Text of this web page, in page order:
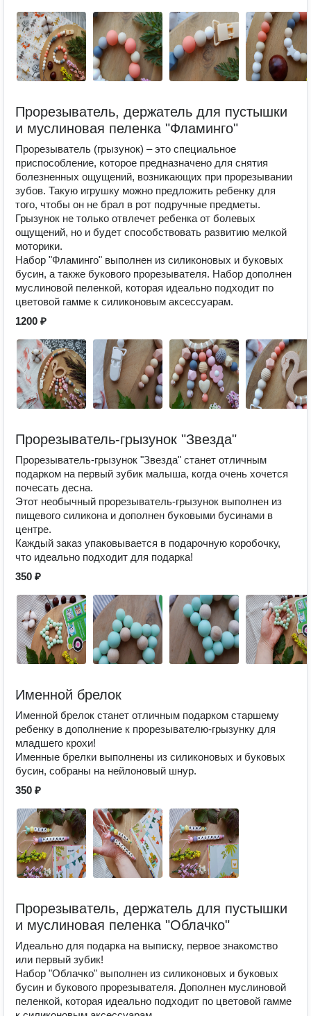
Прорезыватель, держатель для пустышки
и муслиновая пеленка "Фламинго"
Прорезыватель (грызунок) – это специальное
приспособление, которое предназначено для снятия
болезненных ощущений, возникающих при прорезывании
зубов. Такую игрушку можно предложить ребенку для
того, чтобы он не брал в рот подручные предметы.
Грызунок не только отвлечет ребенка от болевых
ощущений, но и будет способствовать развитию мелкой
моторики.
Набор "Фламинго" выполнен из силиконовых и буковых
бусин, а также букового прорезывателя. Набор дополнен
муслиновой пеленкой, которая идеально подходит по
цветовой гамме к силиконовым аксессуарам.
1200 ₽
Прорезыватель-грызунок "Звезда"
Прорезыватель-грызунок "Звезда" станет отличным
подарком на первый зубик малыша, когда очень хочется
почесать десна.
Этот необычный прорезыватель-грызунок выполнен из
пищевого силикона и дополнен буковыми бусинами в
центре.
Каждый заказ упаковывается в подарочную коробочку,
что идеально подходит для подарка!
350 ₽
Именной брелок
Именной брелок станет отличным подарком старшему
ребенку в дополнение к прорезывателю-грызунку для
младшего крохи!
Именные брелки выполнены из силиконовых и буковых
бусин, собраны на нейлоновый шнур.
350 ₽
Прорезыватель, держатель для пустышки
и муслиновая пеленка "Облачко"
Идеально для подарка на выписку, первое знакомство
или первый зубик!
Набор "Облачко" выполнен из силиконовых и буковых
бусин и букового прорезывателя. Дополнен муслиновой
пеленкой, которая идеально подходит по цветовой гамме